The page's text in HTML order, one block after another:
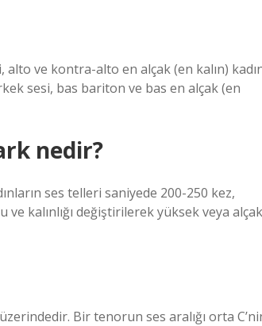
ve kontra-alto en alçak (en kalın)
sesi, bas bariton ve bas en alçak (en
nedir?
ses telleri saniyede 200-250 kez,
kalınlığı değiştirilerek yüksek veya alçak
Bir tenorun ses aralığı orta